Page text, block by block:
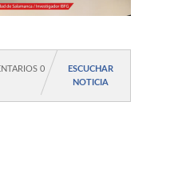
0
ESCUCHAR
NOTICIA